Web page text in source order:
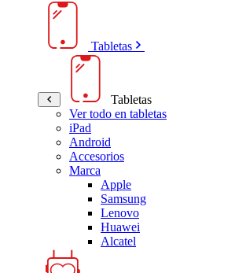
Tabletas
Tabletas
Ver todo en tabletas
iPad
Android
Accesorios
Marca
Apple
Samsung
Lenovo
Huawei
Alcatel